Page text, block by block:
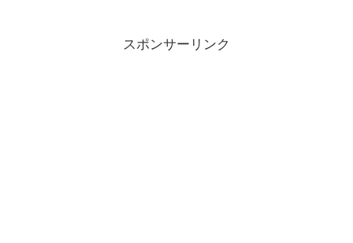
スポンサーリンク